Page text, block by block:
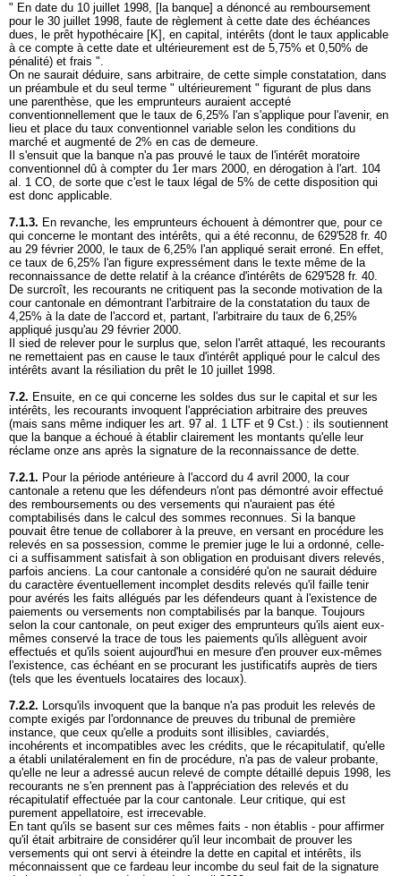
" En date du 10 juillet 1998, [la banque] a dénoncé au remboursement
pour le 30 juillet 1998, faute de règlement à cette date des échéances
dues, le prêt hypothécaire [K], en capital, intérêts (dont le taux applicable
à ce compte à cette date et ultérieurement est de 5,75% et 0,50% de
pénalité) et frais ".
On ne saurait déduire, sans arbitraire, de cette simple constatation, dans
un préambule et du seul terme " ultérieurement " figurant de plus dans
une parenthèse, que les emprunteurs auraient accepté
conventionnellement que le taux de 6,25% l'an s'applique pour l'avenir, en
lieu et place du taux conventionnel variable selon les conditions du
marché et augmenté de 2% en cas de demeure.
Il s'ensuit que la banque n'a pas prouvé le taux de l'intérêt moratoire
conventionnel dû à compter du 1er mars 2000, en dérogation à l'art. 104
al. 1 CO, de sorte que c'est le taux légal de 5% de cette disposition qui
est donc applicable.
7.1.3. En revanche, les emprunteurs échouent à démontrer que, pour ce
qui concerne le montant des intérêts, qui a été reconnu, de 629'528 fr. 40
au 29 février 2000, le taux de 6,25% l'an appliqué serait erroné. En effet,
ce taux de 6,25% l'an figure expressément dans le texte même de la
reconnaissance de dette relatif à la créance d'intérêts de 629'528 fr. 40.
De surcroît, les recourants ne critiquent pas la seconde motivation de la
cour cantonale en démontrant l'arbitraire de la constatation du taux de
4,25% à la date de l'accord et, partant, l'arbitraire du taux de 6,25%
appliqué jusqu'au 29 février 2000.
Il sied de relever pour le surplus que, selon l'arrêt attaqué, les recourants
ne remettaient pas en cause le taux d'intérêt appliqué pour le calcul des
intérêts avant la résiliation du prêt le 10 juillet 1998.
7.2. Ensuite, en ce qui concerne les soldes dus sur le capital et sur les
intérêts, les recourants invoquent l'appréciation arbitraire des preuves
(mais sans même indiquer les art. 97 al. 1 LTF et 9 Cst.) : ils soutiennent
que la banque a échoué à établir clairement les montants qu'elle leur
réclame onze ans après la signature de la reconnaissance de dette.
7.2.1. Pour la période antérieure à l'accord du 4 avril 2000, la cour
cantonale a retenu que les défendeurs n'ont pas démontré avoir effectué
des remboursements ou des versements qui n'auraient pas été
comptabilisés dans le calcul des sommes reconnues. Si la banque
pouvait être tenue de collaborer à la preuve, en versant en procédure les
relevés en sa possession, comme le premier juge le lui a ordonné, celle-
ci a suffisamment satisfait à son obligation en produisant divers relevés,
parfois anciens. La cour cantonale a considéré qu'on ne saurait déduire
du caractère éventuellement incomplet desdits relevés qu'il faille tenir
pour avérés les faits allégués par les défendeurs quant à l'existence de
paiements ou versements non comptabilisés par la banque. Toujours
selon la cour cantonale, on peut exiger des emprunteurs qu'ils aient eux-
mêmes conservé la trace de tous les paiements qu'ils allèguent avoir
effectués et qu'ils soient aujourd'hui en mesure d'en prouver eux-mêmes
l'existence, cas échéant en se procurant les justificatifs auprès de tiers
(tels que les éventuels locataires des locaux).
7.2.2. Lorsqu'ils invoquent que la banque n'a pas produit les relevés de
compte exigés par l'ordonnance de preuves du tribunal de première
instance, que ceux qu'elle a produits sont illisibles, caviardés,
incohérents et incompatibles avec les crédits, que le récapitulatif, qu'elle
a établi unilatéralement en fin de procédure, n'a pas de valeur probante,
qu'elle ne leur a adressé aucun relevé de compte détaillé depuis 1998, les
recourants ne s'en prennent pas à l'appréciation des relevés et du
récapitulatif effectuée par la cour cantonale. Leur critique, qui est
purement appellatoire, est irrecevable.
En tant qu'ils se basent sur ces mêmes faits - non établis - pour affirmer
qu'il était arbitraire de considérer qu'il leur incombait de prouver les
versements qui ont servi à éteindre la dette en capital et intérêts, ils
méconnaissent que ce fardeau leur incombe du seul fait de la signature